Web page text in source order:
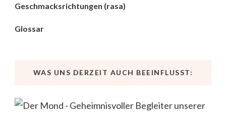
Geschmacksrichtungen (rasa)
Glossar
WAS UNS DERZEIT AUCH BEEINFLUSST: